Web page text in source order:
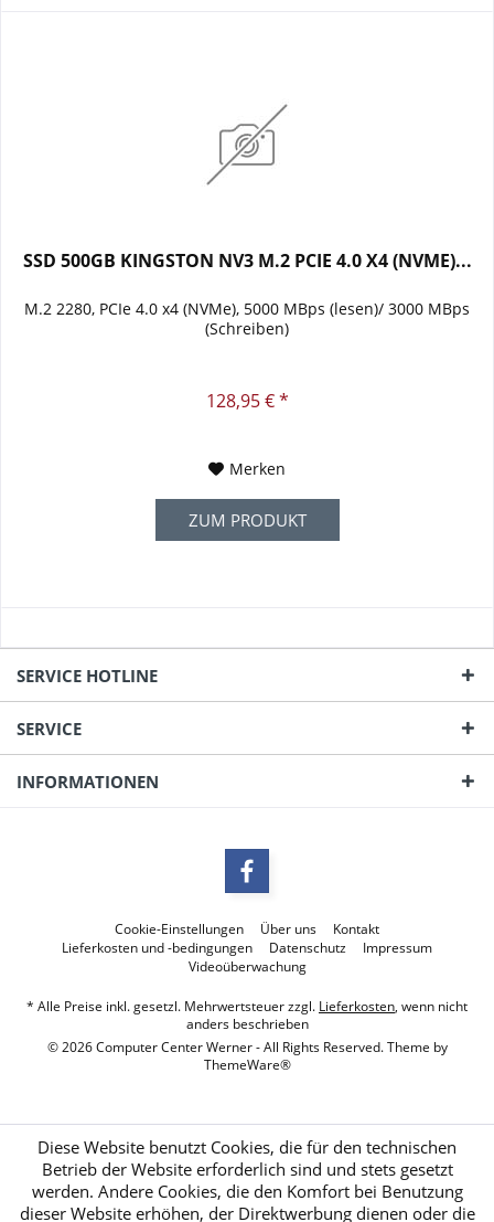
SSD 500GB KINGSTON NV3 M.2 PCIE 4.0 X4 (NVME)...
M.2 2280, PCIe 4.0 x4 (NVMe), 5000 MBps (lesen)/ 3000 MBps
(Schreiben)
128,95 € *
Merken
ZUM PRODUKT
SERVICE HOTLINE
SERVICE
INFORMATIONEN
Cookie-Einstellungen Über uns
Kontakt
Lieferkosten und -bedingungen
Datenschutz
Impressum
Videoüberwachung
* Alle Preise inkl. gesetzl. Mehrwertsteuer zzgl. Lieferkosten, wenn nicht
anders beschrieben
© 2026 Computer Center Werner - All Rights Reserved. Theme by
ThemeWare®
Diese Website benutzt Cookies, die für den technischen
Betrieb der Website erforderlich sind und stets gesetzt
werden. Andere Cookies, die den Komfort bei Benutzung
dieser Website erhöhen, der Direktwerbung dienen oder die